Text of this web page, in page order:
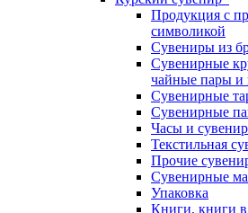
Продукция с
символикой
Сувениры из
Сувенирные
чайные пары и
Сувенирные
Сувенирные
Часы и
Текстильная
Прочие
Сувенирные
Упаковка
Книги, книги в